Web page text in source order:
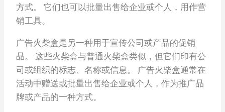
方式。 它们也可以批量出售给企业或个人，用作营
销工具。
广告火柴盒是另一种用于宣传公司或产品的促销
品。 这些火柴盒与普通火柴盒类似，但它们印有公
司或组织的标志、名称或信息。 广告火柴盒通常在
活动中赠送或批量出售给企业或个人，作为推广品
牌或产品的一种方式。